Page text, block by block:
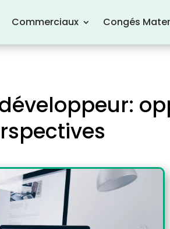
Commerciaux Congés